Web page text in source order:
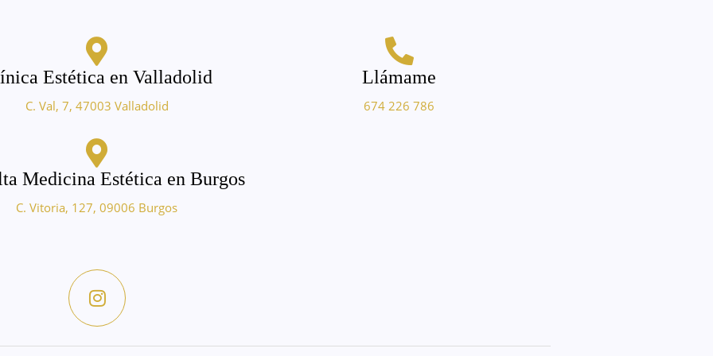
Estética en Valladolid
C. Val, 7, 47003 Valladolid
Medicina Estética en Burgos
C. Vitoria, 127, 09006 Burgos
Llámame
674 226 786